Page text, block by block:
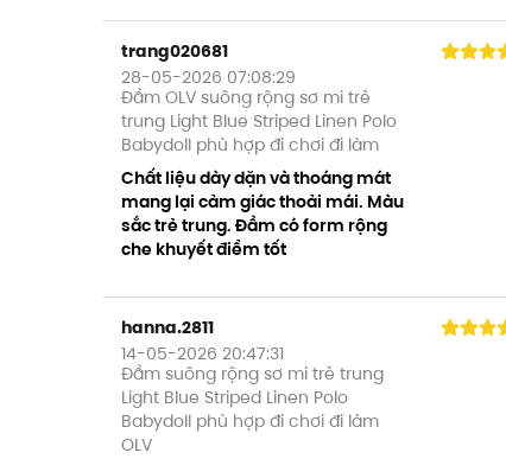
trang020681
28-05-2026 07:08:29
Đầm OLV suông rộng sơ mi trẻ
trung Light Blue Striped Linen Polo
Babydoll phù hợp đi chơi đi làm
Chất liệu dày dặn và thoáng mát
mang lại cảm giác thoải mái. Màu
sắc trẻ trung. Đầm có form rộng
che khuyết điểm tốt
hanna.2811
14-05-2026 20:47:31
Đầm suông rộng sơ mi trẻ trung
Light Blue Striped Linen Polo
Babydoll phù hợp đi chơi đi làm
OLV